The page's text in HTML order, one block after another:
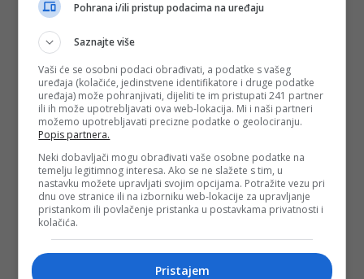
Pohrana i/ili pristup podacima na uređaju
Saznajte više
Vaši će se osobni podaci obrađivati, a podatke s vašeg
uređaja (kolačiće, jedinstvene identifikatore i druge podatke
uređaja) može pohranjivati, dijeliti te im pristupati 241 partner
ili ih može upotrebljavati ova web-lokacija. Mi i naši partneri
možemo upotrebljavati precizne podatke o geolociranju.
Popis partnera.
Neki dobavljači mogu obrađivati vaše osobne podatke na
temelju legitimnog interesa. Ako se ne slažete s tim, u
nastavku možete upravljati svojim opcijama. Potražite vezu pri
dnu ove stranice ili na izborniku web-lokacije za upravljanje
pristankom ili povlačenje pristanka u postavkama privatnosti i
kolačića.
Pristajem